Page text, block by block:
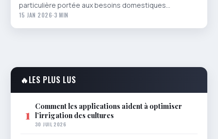
particulière portée aux besoins domestiques…
15 JAN 2026·3 MIN
🔥LES PLUS LUS
1 Comment les applications aident à optimiser
l’irrigation des cultures
30 JUIL 2026